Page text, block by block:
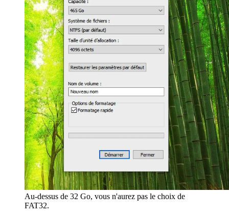
Au-dessus de 32 Go, vous n'aurez pas le choix de
FAT32.